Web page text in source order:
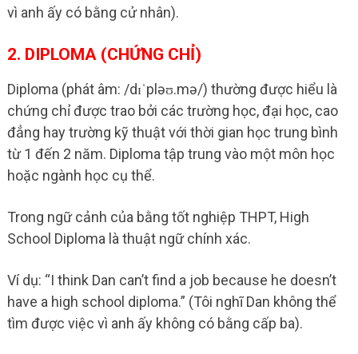
vì anh ấy có bằng cử nhân).
2. DIPLOMA (CHỨNG CHỈ)
Diploma (phát âm: /dɪˈpləʊ.mə/) thường được hiểu là
chứng chỉ được trao bởi các trường học, đại học, cao
đẳng hay trường kỹ thuật với thời gian học trung bình
từ 1 đến 2 năm. Diploma tập trung vào một môn học
hoặc ngành học cụ thể.
Trong ngữ cảnh của bằng tốt nghiệp THPT, High
School Diploma là thuật ngữ chính xác.
Ví dụ: “I think Dan can’t find a job because he doesn’t
have a high school diploma.” (Tôi nghĩ Dan không thể
tìm được việc vì anh ấy không có bằng cấp ba).